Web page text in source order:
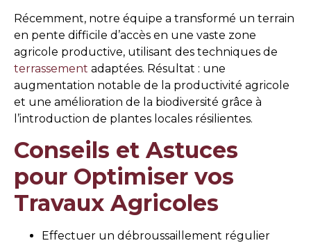
Récemment, notre équipe a transformé un terrain
en pente difficile d’accès en une vaste zone
agricole productive, utilisant des techniques de
terrassement adaptées. Résultat : une
augmentation notable de la productivité agricole
et une amélioration de la biodiversité grâce à
l’introduction de plantes locales résilientes.
Conseils et Astuces
pour Optimiser vos
Travaux Agricoles
Effectuer un débroussaillement régulier